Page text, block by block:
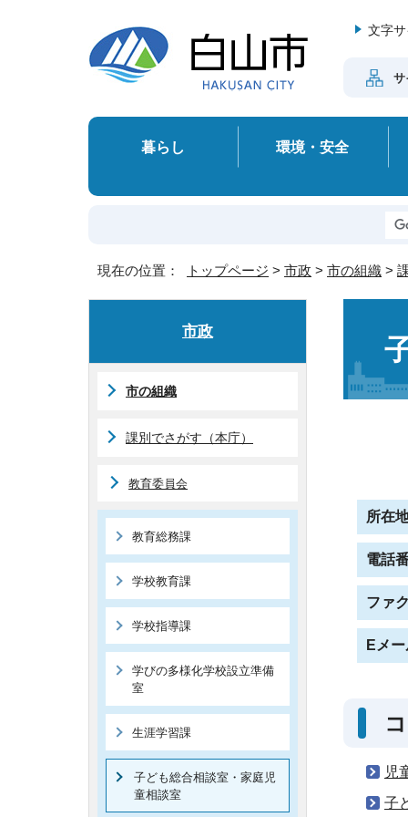
文字
サ
暮らし 環境・安全
現在の位置： トップページ > 市政 > 市の組織 >
所在
電話
ファ
Eメ
児
子
市政
市の組織
課別でさがす（本庁）
教育委員会
教育総務課
学校教育課
学校指導課
学びの多様化学校設立準備
室
生涯学習課
子ども総合相談室・家庭児
童相談室